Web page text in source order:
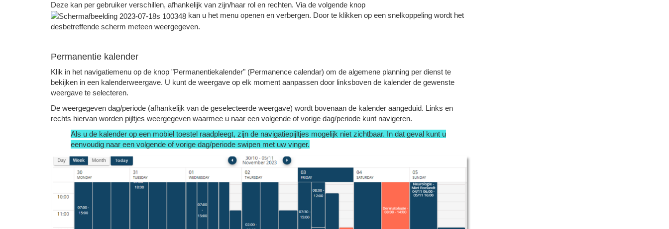
Deze kan per gebruiker verschillen, afhankelijk van zijn/haar rol en rechten. Via de volgende knop
kan u het menu openen en verbergen. Door te klikken op een snelkoppeling wordt het
desbetreffende scherm meteen weergegeven.
Permanentie kalender
Klik in het navigatiemenu op de knop "Permanentiekalender" (Permanence calendar) om de algemene planning per dienst te
bekijken in een kalenderweergave. U kunt de weergave op elk moment aanpassen door linksboven de kalender de gewenste
weergave te selecteren.
De weergegeven dag/periode (afhankelijk van de geselecteerde weergave) wordt bovenaan de kalender aangeduid. Links en
rechts hiervan worden pijltjes weergegeven waarmee u naar een volgende of vorige dag/periode kunt navigeren.
Als u de kalender op een mobiel toestel raadpleegt, zijn de navigatiepijltjes mogelijk niet zichtbaar. In dat geval kunt u
eenvoudig naar een volgende of vorige dag/periode swipen met uw vinger.